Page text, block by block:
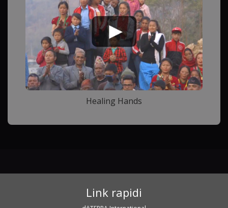
Healing Hands
Link rapidi